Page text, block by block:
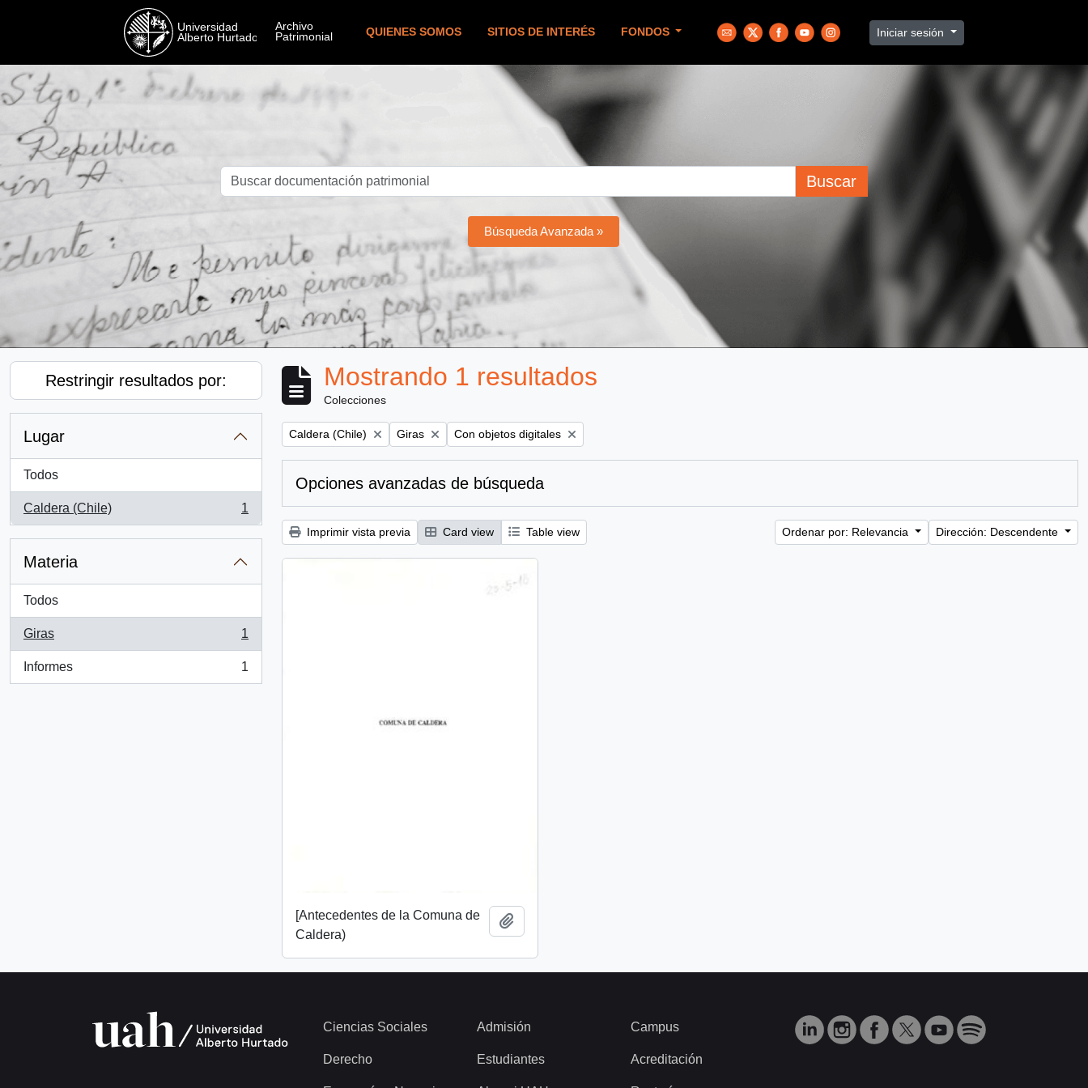
QUIENES SOMOS SITIOS DE INTERÉS FONDOS Iniciar sesión
Buscar
Búsqueda Avanzada »
Restringir resultados por:
Lugar
Todos
Caldera (Chile)
, 1 resultados
1
Materia
Todos
Giras
, 1 resultados
1
Informes
, 1 resultados
1
Mostrando 1 resultados
Colecciones
Remove filter:
Caldera (Chile) Remove filter:
Giras Remove filter:
Con objetos digitales
Opciones avanzadas de búsqueda
Imprimir vista previa Card view Table view Ordenar por: Relevancia Dirección: Descendente
[Antecedentes de la Comuna de
Caldera)
Ciencias Sociales
Derecho
Admisión
Estudiantes
Campus
Acreditación